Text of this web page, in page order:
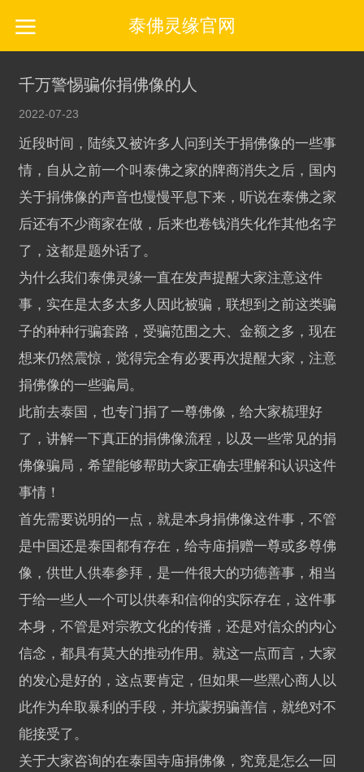
泰佛灵缘官网
千万警惕骗你捐佛像的人
2022-07-23
近段时间，陆续又被许多人问到关于捐佛像的一些事
情，自从之前一个叫泰佛之家的牌商消失之后，国内
关于捐佛像的声音也慢慢平息下来，听说在泰佛之家
后还有不少商家在做，后来也卷钱消失化作其他名字
了，这都是题外话了。
为什么我们泰佛灵缘一直在发声提醒大家注意这件
事，实在是太多太多人因此被骗，联想到之前这类骗
子的种种行骗套路，受骗范围之大、金额之多，现在
想来仍然震惊，觉得完全有必要再次提醒大家，注意
捐佛像的一些骗局。
此前去泰国，也专门捐了一尊佛像，给大家梳理好
了，讲解一下真正的捐佛像流程，以及一些常见的捐
佛像骗局，希望能够帮助大家正确去理解和认识这件
事情！
首先需要说明的一点，就是本身捐佛像这件事，不管
是中国还是泰国都有存在，给寺庙捐赠一尊或多尊佛
像，供世人供奉参拜，是一件很大的功德善事，相当
于给一些人一个可以供奉和信仰的实际存在，这件事
本身，不管是对宗教文化的传播，还是对信众的内心
信念，都具有莫大的推动作用。就这一点而言，大家
的发心是好的，这点要肯定，但如果一些黑心商人以
此作为牟取暴利的手段，并坑蒙拐骗善信，就绝对不
能接受了。
关于大家咨询的在泰国寺庙捐佛像，究竟是怎么一回